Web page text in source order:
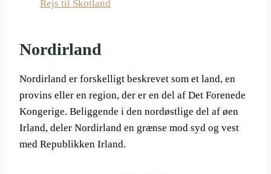
Rejs til Skotland
Nordirland
Nordirland er forskelligt beskrevet som et land, en
provins eller en region, der er en del af Det Forenede
Kongerige. Beliggende i den nordøstlige del af øen
Irland, deler Nordirland en grænse mod syd og vest
med Republikken Irland.